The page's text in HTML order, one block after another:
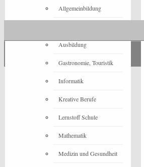
Allgemeinbildung
Ausbildung
Gastronomie, Touristik
Informatik
Kreative Berufe
Lernstoff Schule
Mathematik
Medizin und Gesundheit